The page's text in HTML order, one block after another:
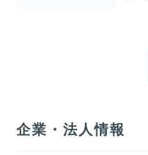
企業・法人情報